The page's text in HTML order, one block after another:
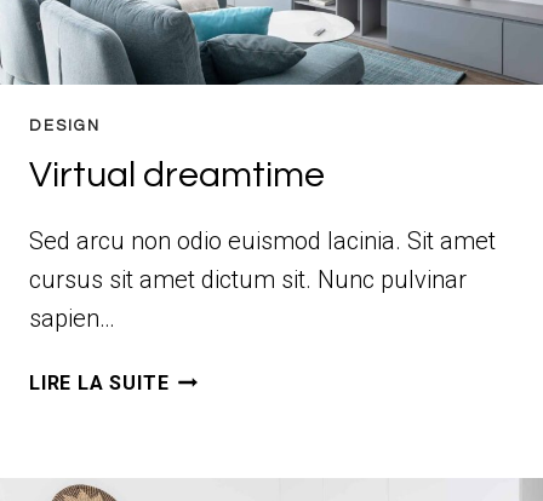
DESIGN
Virtual dreamtime
Sed arcu non odio euismod lacinia. Sit amet
cursus sit amet dictum sit. Nunc pulvinar
sapien…
LIRE LA SUITEVIRTUAL